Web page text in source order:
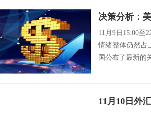
11月9日15:00至
情绪整体仍然占
国公布了最新的